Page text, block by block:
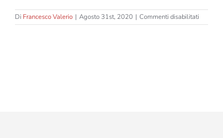
Di Francesco Valerio | Agosto 31st, 2020 | Commenti disabilitati